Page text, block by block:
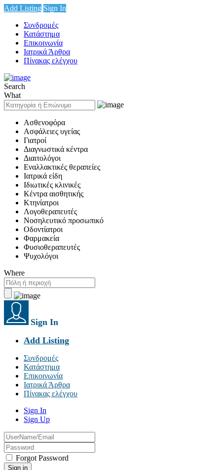
Add Listing Sign In
Συνδρομές
Κατάστημα
Επικοινωνία
Ιατρικά Άρθρα
Πίνακας ελέγχου
Search
What
Ασθενοφόρα
Ασφάλειες υγείας
Γιατροί
Διαγνωστικά κέντρα
Διαιτολόγοι
Εναλλακτικές θεραπείες
Ιατρικά είδη
Ιδιωτικές κλινικές
Κέντρα αισθητικής
Κτηνίατροι
Λογοθεραπευτές
Νοσηλευτικό προσωπικό
Οδοντίατροι
Φαρμακεία
Φυσιοθεραπευτές
Ψυχολόγοι
Where
Sign In
Add Listing
Συνδρομές
Κατάστημα
Επικοινωνία
Ιατρικά Άρθρα
Πίνακας ελέγχου
Sign In
Sign Up
Forgot Password